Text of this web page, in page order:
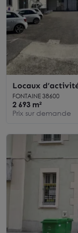
Locaux
accès multiples
FONTAINE 38600
2 693 m²
Prix sur demande